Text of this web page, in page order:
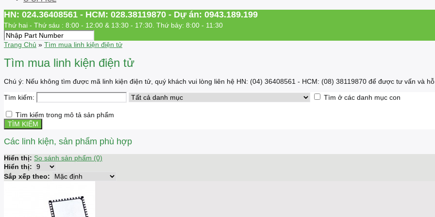
HN: 024.36408561 - HCM: 028.38119870 - Dự án: 0943.189.199
Thứ hai - Thứ sáu : 8:00 - 12:00 & 13:30 - 17:30. Thứ bảy: 8:00 - 11:30
Trang Chủ » Tìm mua linh kiện điện tử
Tìm mua linh kiện điện tử
Chú ý: Nếu không tìm được mã linh kiện điện tử, quý khách vui lòng liên hệ HN: (04) 36408561 - HCM: (08) 38119870 để được tư vấn và
Tìm kiếm: Tìm ở các danh mục con
Tìm kiếm trong mô tả sản phẩm
Các linh kiện, sản phẩm phù hợp
Hiển thị: So sánh sản phẩm (0)
Hiển thị:
Sắp xếp theo: